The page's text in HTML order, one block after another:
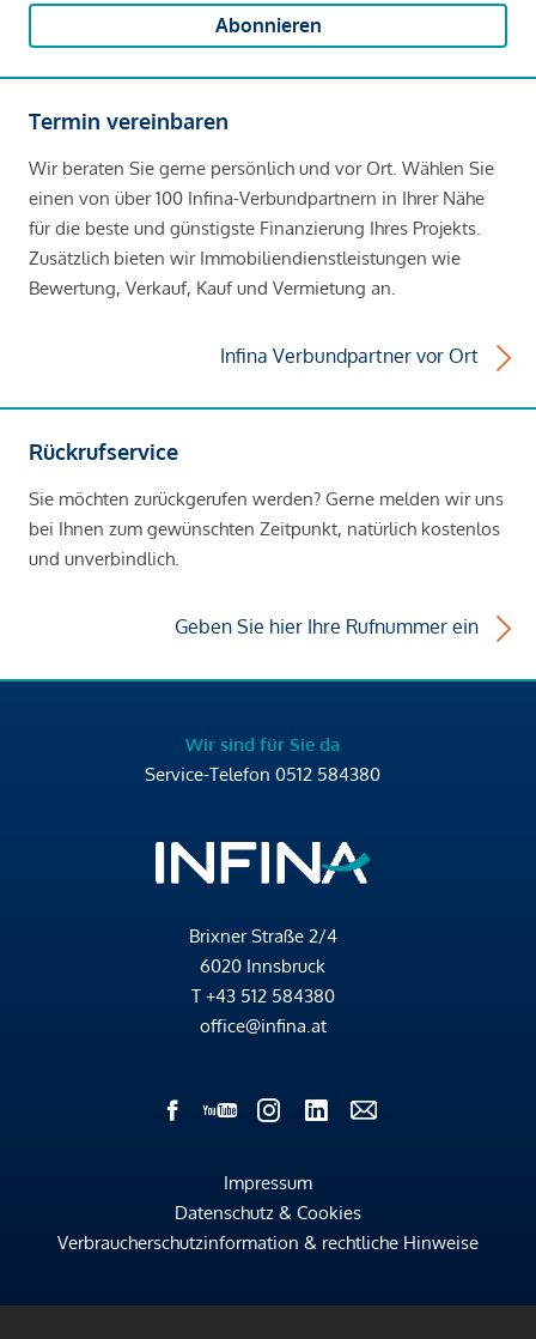
Abonnieren
Termin vereinbaren
Wir beraten Sie gerne persönlich und vor Ort. Wählen Sie
einen von über 100 Infina-Verbundpartnern in Ihrer Nähe
für die beste und günstigste Finanzierung Ihres Projekts.
Zusätzlich bieten wir Immobiliendienstleistungen wie
Bewertung, Verkauf, Kauf und Vermietung an.
Infina Verbundpartner vor Ort
Rückrufservice
Sie möchten zurückgerufen werden? Gerne melden wir uns
bei Ihnen zum gewünschten Zeitpunkt, natürlich kostenlos
und unverbindlich.
Geben Sie hier Ihre Rufnummer ein
Wir sind für Sie da
Service-Telefon 0512 584380
Brixner Straße 2/4
6020 Innsbruck
T +43 512 584380
office@infina.at
Impressum
Datenschutz & Cookies
Verbraucherschutzinformation & rechtliche Hinweise